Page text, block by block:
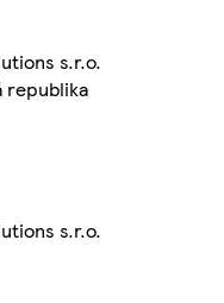
s.r.o.
republika
s.r.o.